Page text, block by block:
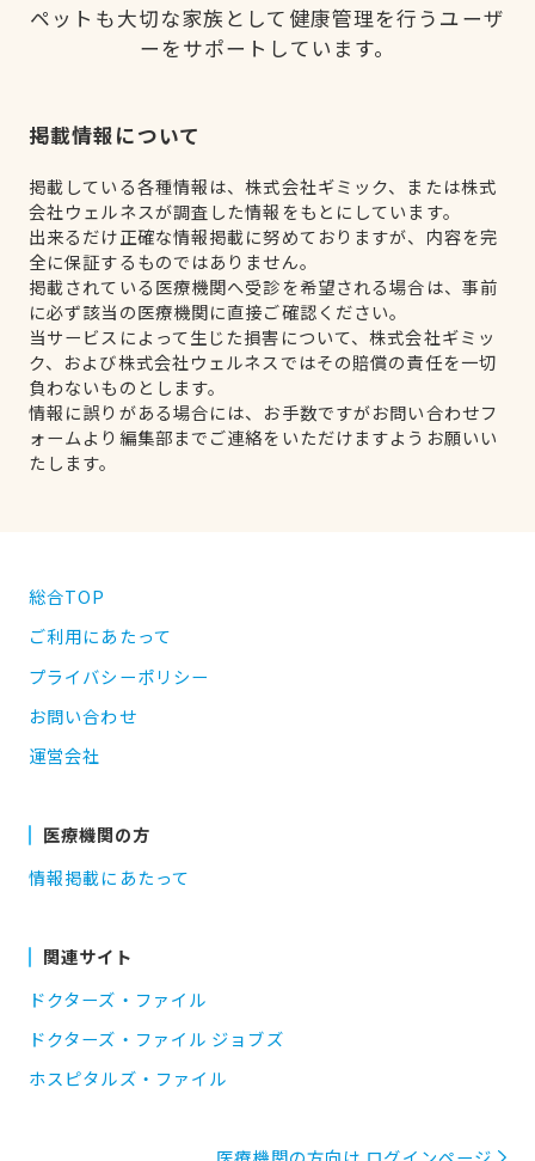
ペットも大切な家族として健康管理を行うユーザ
ーをサポートしています。
掲載情報について
掲載している各種情報は、株式会社ギミック、または株式
会社ウェルネスが調査した情報をもとにしています。
出来るだけ正確な情報掲載に努めておりますが、内容を完
全に保証するものではありません。
掲載されている医療機関へ受診を希望される場合は、事前
に必ず該当の医療機関に直接ご確認ください。
当サービスによって生じた損害について、株式会社ギミッ
ク、および株式会社ウェルネスではその賠償の責任を一切
負わないものとします。
情報に誤りがある場合には、お手数ですがお問い合わせフ
ォームより編集部までご連絡をいただけますようお願いい
たします。
総合TOP
ご利用にあたって
プライバシーポリシー
お問い合わせ
運営会社
医療機関の方
情報掲載にあたって
関連サイト
ドクターズ・ファイル
ドクターズ・ファイル ジョブズ
ホスピタルズ・ファイル